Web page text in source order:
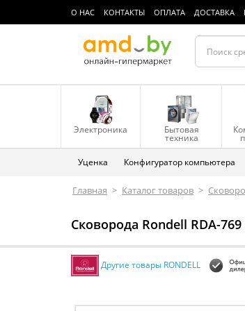
О НАС КОНТАКТЫ ОПЛАТА ДОСТАВКА
Электроника Бытовая
техника
Уценка Конфигуратор компьютера
Главная > Каталог товаров >
Сковорода Rondell RDA-769
Другие товары RONDELL